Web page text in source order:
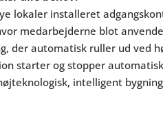
lokaler installeret
medarbejderne blot
der automatisk ruller ud ved
starter og stopper
intelligent